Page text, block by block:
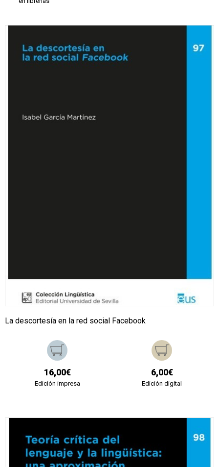
La descortesía en la red social Facebook
16,00€
Edición impresa
6,00€
Edición digital